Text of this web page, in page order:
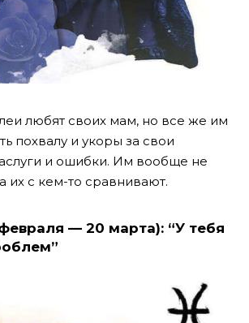
любят своих мам, но все же им
похвалу и укоры за свои
и ошибки. Им вообще не
их с кем-то сравнивают.
— 20 марта): “У тебя